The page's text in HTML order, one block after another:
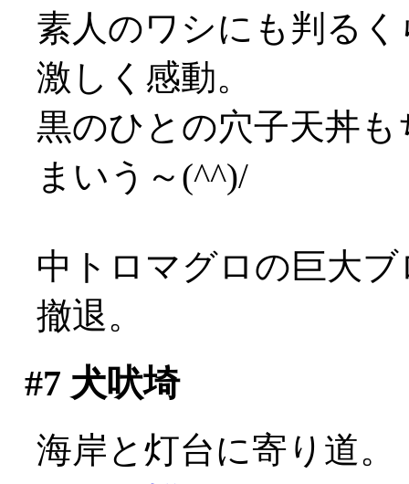
素人のワシにも判る
激しく感動。
黒のひとの穴子天丼
まいう～(^^)/
中トロマグロの巨大
撤退。
#7 犬吠埼
海岸と灯台に寄り道。